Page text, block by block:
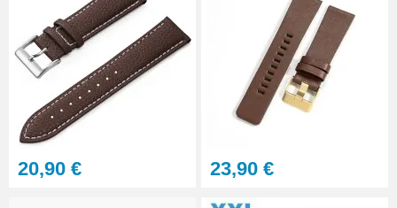
Kit Réparation Montre
Multifonction
23,90 €
Sacoche Outils Horlogerie
complet de Réparation - 13
20,90 € 23,90 €